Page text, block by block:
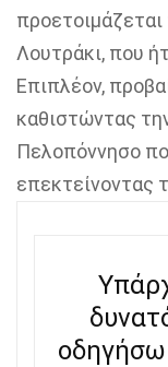
Λουτράκι, που
Επιπλέον,
καθιστώντας
Πελοπόννησο
επεκτείνοντας
οδηγήσω